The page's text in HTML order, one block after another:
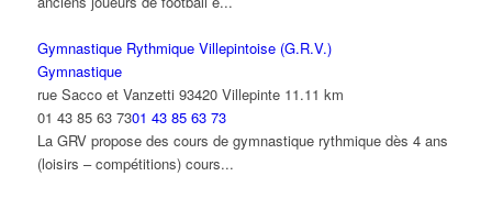
Gymnastique Rythmique Villepintoise (G.R.V.)
Gymnastique
rue Sacco et Vanzetti 93420 Villepinte 11.11 km
01 43 85 63 7301 43 85 63 73
La GRV propose des cours de gymnastique rythmique dès 4 ans
(loisirs – compétitions) cours...